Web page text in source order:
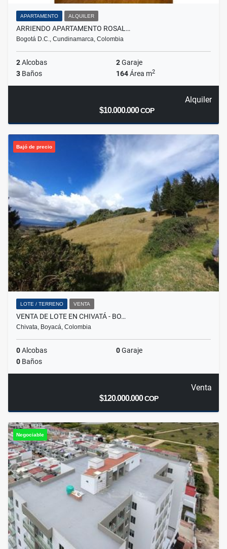
APARTAMENTO ALQUILER
ARRIENDO APARTAMENTO ROSAL…
Bogotá D.C., Cundinamarca, Colombia
2Alcobas 2Garaje
3 Baños 164Área m2
Alquiler
$10.000.000COP
Bajó de precio
LOTE / TERRENO VENTA
VENTA DE LOTE EN CHIVATÁ - BO…
Chivata, Boyacá, Colombia
0Alcobas 0Garaje
0 Baños
Venta
$120.000.000COP
Negociable